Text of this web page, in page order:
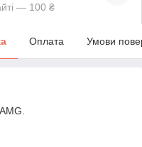
— 100 ₴
Оплата Умови